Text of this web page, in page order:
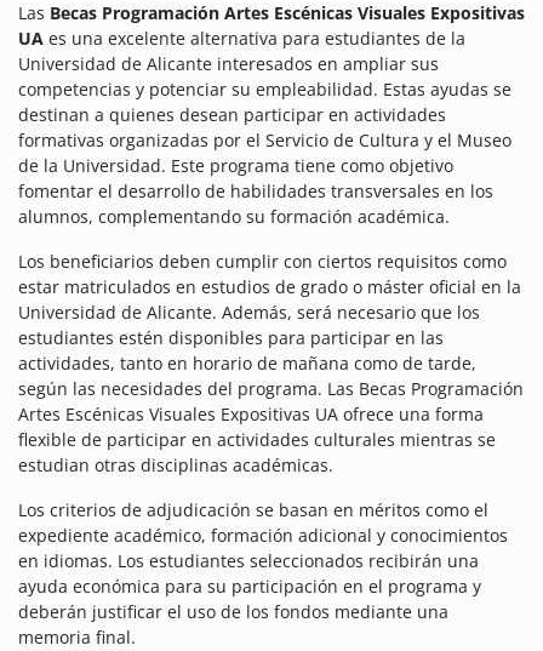
Las Becas Programación Artes Escénicas Visuales Expositivas
UA es una excelente alternativa para estudiantes de la
Universidad de Alicante interesados en ampliar sus
competencias y potenciar su empleabilidad. Estas ayudas se
destinan a quienes desean participar en actividades
formativas organizadas por el Servicio de Cultura y el Museo
de la Universidad. Este programa tiene como objetivo
fomentar el desarrollo de habilidades transversales en los
alumnos, complementando su formación académica.
Los beneficiarios deben cumplir con ciertos requisitos como
estar matriculados en estudios de grado o máster oficial en la
Universidad de Alicante. Además, será necesario que los
estudiantes estén disponibles para participar en las
actividades, tanto en horario de mañana como de tarde,
según las necesidades del programa. Las Becas Programación
Artes Escénicas Visuales Expositivas UA ofrece una forma
flexible de participar en actividades culturales mientras se
estudian otras disciplinas académicas.
Los criterios de adjudicación se basan en méritos como el
expediente académico, formación adicional y conocimientos
en idiomas. Los estudiantes seleccionados recibirán una
ayuda económica para su participación en el programa y
deberán justificar el uso de los fondos mediante una
memoria final.